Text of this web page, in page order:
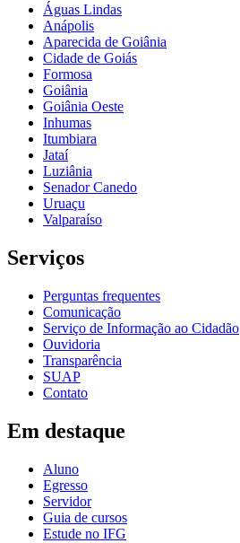
Águas Lindas
Anápolis
Aparecida de Goiânia
Cidade de Goiás
Formosa
Goiânia
Goiânia Oeste
Inhumas
Itumbiara
Jataí
Luziânia
Senador Canedo
Uruaçu
Valparaíso
Serviços
Perguntas frequentes
Comunicação
Serviço de Informação ao Cidadão
Ouvidoria
Transparência
SUAP
Contato
Em destaque
Aluno
Egresso
Servidor
Guia de cursos
Estude no IFG